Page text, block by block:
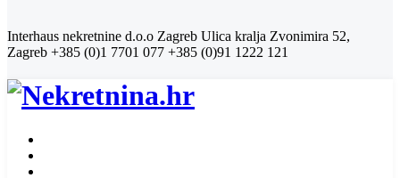
Interhaus nekretnine d.o.o Zagreb Ulica kralja Zvonimira 52,
Zagreb +385 (0)1 7701 077 +385 (0)91 1222 121